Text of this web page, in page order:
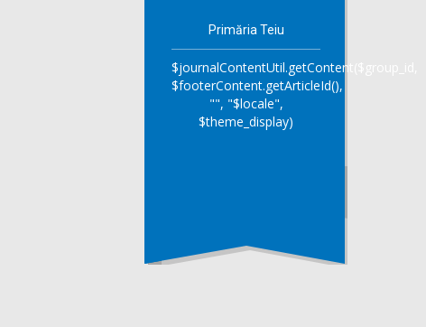
Primăria Teiu
$journalContentUtil.getContent($group_id,
$footerContent.getArticleId(),
"", "$locale",
$theme_display)